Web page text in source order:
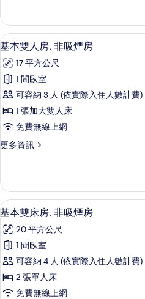
Room
(20
square
meters))
的
所
有
相
片
Non-
smoking
(Non-
smoking
Twin
Room
(20
square
meters))
的
詳
情
顯
示
基
本
雙
人
非
煙
房
的
所
有
相
片
8
基本雙人房, 非吸煙房
17 平方公尺
1 間臥室
可容納 3 人 (依實際入住人數計費)
1 張加大雙人床
免費無線上網
更多資訊
更
雙
人
房,
吸
煙
房
的
詳
情
顯
示
基
本
雙
床
7
基本雙床房, 非吸煙房
20 平方公尺
1 間臥室
可容納 4 人 (依實際入住人數計費)
2 張單人床
免費無線上網